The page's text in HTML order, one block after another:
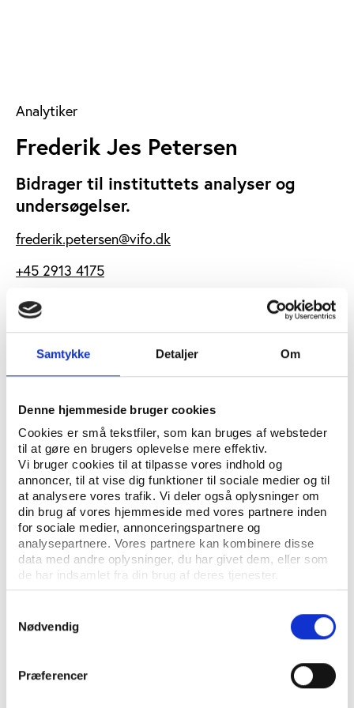
Samtykke Detaljer Om
Denne hjemmeside bruger cookies
Cookies er små tekstfiler, som kan bruges af websteder
til at gøre en brugers oplevelse mere effektiv.
Vi bruger cookies til at tilpasse vores indhold og
annoncer, til at vise dig funktioner til sociale medier og til
at analysere vores trafik. Vi deler også oplysninger om
din brug af vores hjemmeside med vores partnere inden
for sociale medier, annonceringspartnere og
analysepartnere. Vores partnere kan kombinere disse
data med andre oplysninger, du har givet dem, eller som
de har indsamlet fra din brug af deres tjenester.
Nødvendig
Præferencer
Analytiker
Frederik Jes Petersen
Bidrager til instituttets analyser og
undersøgelser.
frederik.petersen@vifo.dk
+45 2913 4175
CV
Download foto
Artikler
Udgivelser